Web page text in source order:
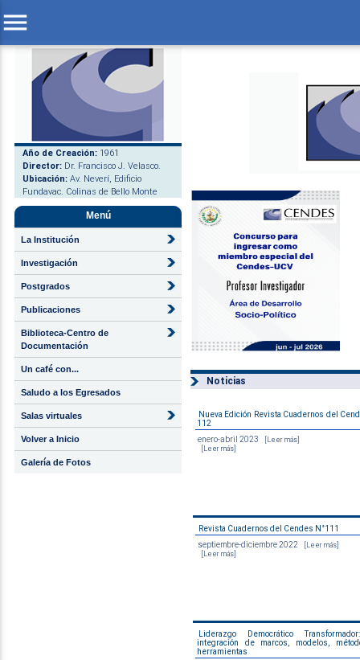
menu
Año de Creación: 1961
Director: Dr. Francisco J. Velasco.
Ubicación: Av. Neverí, Edificio
Fundavac. Colinas de Bello Monte
Menú
La Institución
Investigación
Postgrados
Publicaciones
Biblioteca-Centro de
Documentación
Un café con...
Saludo a los Egresados
Salas virtuales
Volver a Inicio
Galería de Fotos
Noticias
Nueva Edición Revista Cuadernos del
112
enero-abril 2023
[Leer más]
[Leer más]
Revista Cuadernos del Cendes N°111
septiembre-diciembre 2022
[Leer más]
[Leer más]
Liderazgo Democrático
integración de marcos, modelos,
herramientas